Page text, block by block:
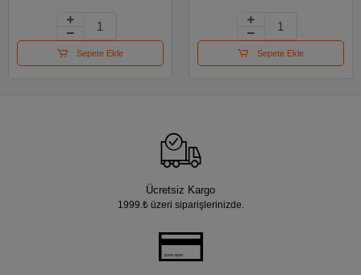
Sepete Ekle Sepete Ekle
Ücretsiz Kargo
1999.₺ üzeri siparişlerinizde.